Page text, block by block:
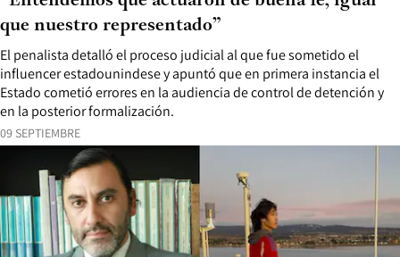
09 SEPTIEMBRE
El penalista detalló el proceso judicial al que fue sometido el
influencer estadounindese y apuntó que en primera instancia el
Estado cometió errores en la audiencia de control de detención y
en la posterior formalización.
que nuestro representado”